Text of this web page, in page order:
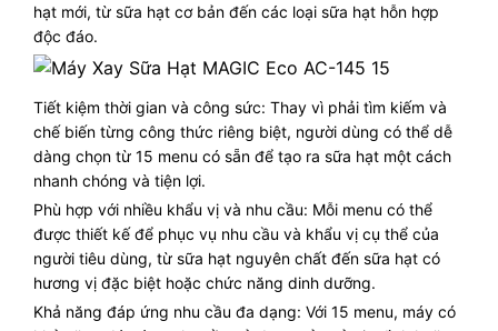
hạt mới, từ sữa hạt cơ bản đến các loại sữa hạt hỗn hợp
độc đáo.
Tiết kiệm thời gian và công sức: Thay vì phải tìm kiếm và
chế biến từng công thức riêng biệt, người dùng có thể dễ
dàng chọn từ 15 menu có sẵn để tạo ra sữa hạt một cách
nhanh chóng và tiện lợi.
Phù hợp với nhiều khẩu vị và nhu cầu: Mỗi menu có thể
được thiết kế để phục vụ nhu cầu và khẩu vị cụ thể của
người tiêu dùng, từ sữa hạt nguyên chất đến sữa hạt có
hương vị đặc biệt hoặc chức năng dinh dưỡng.
Khả năng đáp ứng nhu cầu đa dạng: Với 15 menu, máy có